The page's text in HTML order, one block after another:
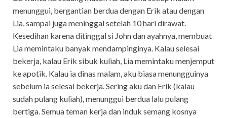
menunggui, bergantian berdua dengan Erik atau dengan
Lia, sampai juga meninggal setelah 10 hari dirawat.
Kesedihan karena ditinggal si John dan ayahnya, membuat
Lia memintaku banyak mendampinginya. Kalau selesai
bekerja, kalau Erik sibuk kuliah, Lia memintaku menjemput
ke apotik. Kalau ia dinas malam, aku biasa menungguinya
sebelum ia selesai bekerja. Sering aku dan Erik (kalau
sudah pulang kuliah), menunggui berdua lalu pulang
bertiga. Semua teman kerja dan induk semang kosnya